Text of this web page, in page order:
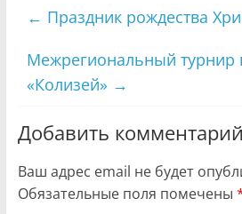
← Праздник рождества
Межрегиональный
«Колизей» →
Добавить комментарий
Ваш адрес email не будет
Обязательные поля помечены